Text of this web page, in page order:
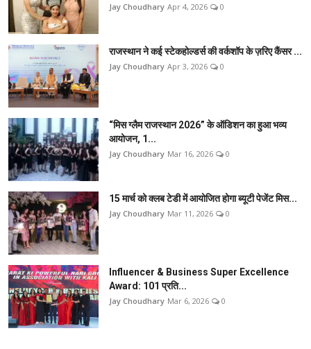
Jay Choudhary Apr 4, 2026 0
राजस्थान ने कई स्टेकहोल्डर्स की वर्कशॉप के ज़रिए कैंसर ...
Jay Choudhary Apr 3, 2026 0
“मिस ग्लैम राजस्थान 2026” के ऑडिशन का हुआ भव्य
आयोजन, 1...
Jay Choudhary Mar 16, 2026 0
15 मार्च को क्लब टेडी में आयोजित होगा ब्यूटी पेजेंट मिस...
Jay Choudhary Mar 11, 2026 0
Influencer & Business Super Excellence
Award: 101 प्रति...
Jay Choudhary Mar 6, 2026 0